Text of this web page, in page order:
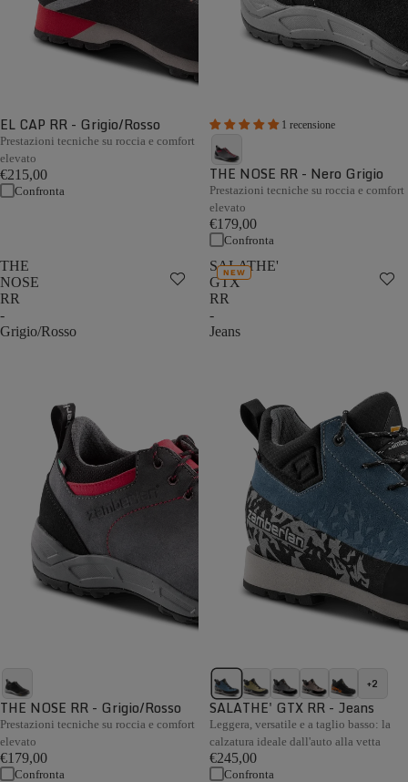
EL CAP RR - Grigio/Rosso
Prestazioni tecniche su roccia e comfort
elevato
€215,00
Confronta
1 recensione
THE NOSE RR - Nero Grigio
Prestazioni tecniche su roccia e comfort
elevato
€179,00
Confronta
THE
NOSE
RR
-
Grigio/Rosso
THE NOSE RR - Grigio/Rosso
Prestazioni tecniche su roccia e comfort
elevato
€179,00
Confronta
SALATHE'
GTX
RR
-
Jeans
NEW
+2
SALATHE' GTX RR - Jeans
Leggera, versatile e a taglio basso: la
calzatura ideale dall'auto alla vetta
€245,00
Confronta